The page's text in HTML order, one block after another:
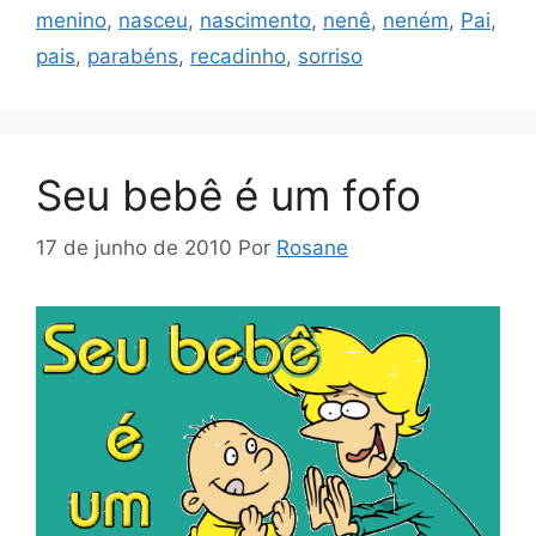
menino, nasceu, nascimento, nenê, neném, Pai,
pais, parabéns, recadinho, sorriso
Seu bebê é um fofo
17 de junho de 2010 Por Rosane